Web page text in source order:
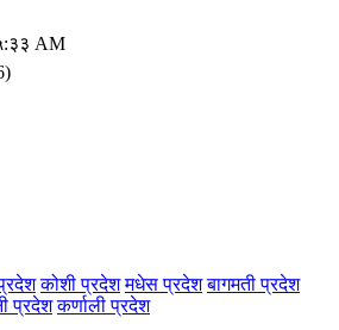
कोशी प्रदेश मधेस प्रदेश बागमती प्रदेश
प्रदेश कर्णाली प्रदेश